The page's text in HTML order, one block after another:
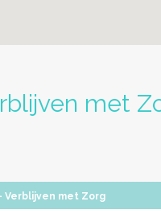
met
Verblijven met Zorg